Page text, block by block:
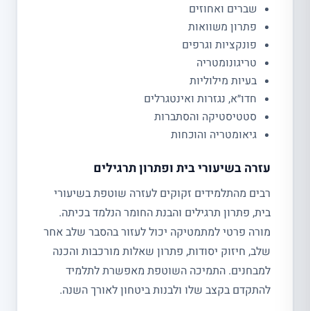
שברים ואחוזים
פתרון משוואות
פונקציות וגרפים
טריגונומטריה
בעיות מילוליות
חדו״א, נגזרות ואינטגרלים
סטטיסטיקה והסתברות
גיאומטריה והוכחות
עזרה בשיעורי בית ופתרון תרגילים
רבים מהתלמידים זקוקים לעזרה שוטפת בשיעורי
בית, פתרון תרגילים והבנת החומר הנלמד בכיתה.
מורה פרטי למתמטיקה יכול לעזור בהסבר שלב אחר
שלב, חיזוק יסודות, פתרון שאלות מורכבות והכנה
למבחנים. התמיכה השוטפת מאפשרת לתלמיד
להתקדם בקצב שלו ולבנות ביטחון לאורך השנה.